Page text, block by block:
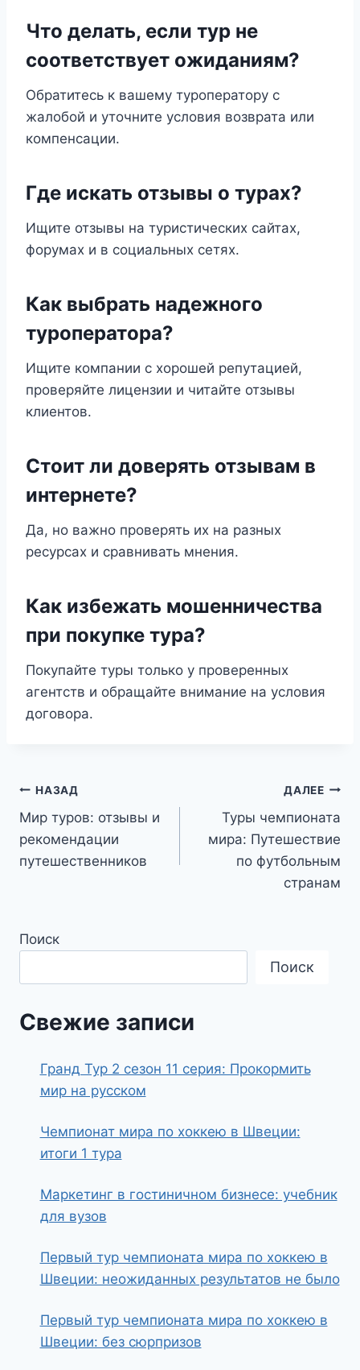
Что делать, если тур не
соответствует ожиданиям?
Обратитесь к вашему туроператору с
жалобой и уточните условия возврата или
компенсации.
Где искать отзывы о турах?
Ищите отзывы на туристических сайтах,
форумах и в социальных сетях.
Как выбрать надежного
туроператора?
Ищите компании с хорошей репутацией,
проверяйте лицензии и читайте отзывы
клиентов.
Стоит ли доверять отзывам в
интернете?
Да, но важно проверять их на разных
ресурсах и сравнивать мнения.
Как избежать мошенничества
при покупке тура?
Покупайте туры только у проверенных
агентств и обращайте внимание на условия
договора.
Навигация
по
записям
НАЗАД
Мир туров: отзывы и
рекомендации
путешественников
ДАЛЕЕ
Туры чемпионата
мира: Путешествие
по футбольным
странам
Поиск
Поиск
Свежие записи
Гранд Тур 2 сезон 11 серия: Прокормить
мир на русском
Чемпионат мира по хоккею в Швеции:
итоги 1 тура
Маркетинг в гостиничном бизнесе: учебник
для вузов
Первый тур чемпионата мира по хоккею в
Швеции: неожиданных результатов не было
Первый тур чемпионата мира по хоккею в
Швеции: без сюрпризов